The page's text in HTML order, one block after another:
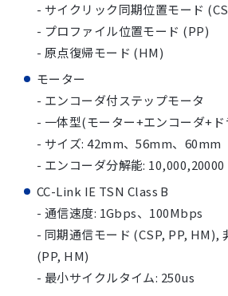
- サイクリック同期位置モード
- プロファイル位置モード (PP)
- 原点復帰モード (HM)
モーター
- エンコーダ付ステップモータ
- 一体型(モーター+エンコーダ+ド
- サイズ: 42mm、56mm、60mm
- エンコーダ分解能: 10,000,20000
CC-Link IE TSN Class B
- 通信速度: 1Gbps、100Mbps
- 同期通信モード (CSP, PP, HM),
(PP, HM)
- 最小サイクルタイム: 250us